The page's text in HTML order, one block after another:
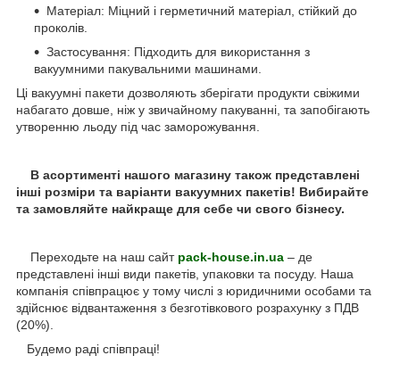
Матеріал: Міцний і герметичний матеріал, стійкий до
проколів.
Застосування: Підходить для використання з
вакуумними пакувальними машинами.
Ці вакуумні пакети дозволяють зберігати продукти свіжими
набагато довше, ніж у звичайному пакуванні, та запобігають
утворенню льоду під час заморожування.
В асортименті нашого магазину також представлені
інші розміри та варіанти вакуумних пакетів! Вибирайте
та замовляйте найкраще для себе чи свого бізнесу.
Переходьте на наш сайт pack-house.in.ua – де
представлені інші види пакетів, упаковки та посуду. Наша
компанія співпрацює у тому числі з юридичними особами та
здійснює відвантаження з безготівкового розрахунку з ПДВ
(20%).
Будемо раді співпраці!